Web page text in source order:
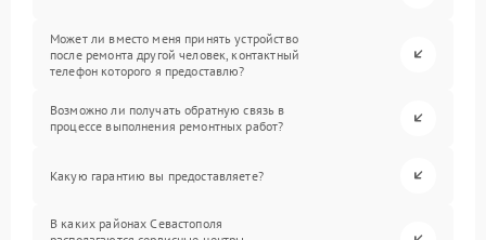
Может ли вместо меня принять устройство
после ремонта другой человек, контактный
телефон которого я предоставлю?
Возможно ли получать обратную связь в
процессе выполнения ремонтных работ?
Какую гарантию вы предоставляете?
В каких районах Севастополя